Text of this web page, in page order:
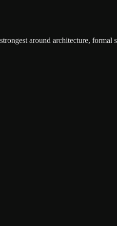
around architecture,